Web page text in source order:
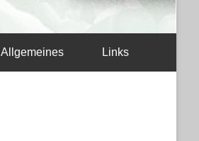
Allgemeines Links